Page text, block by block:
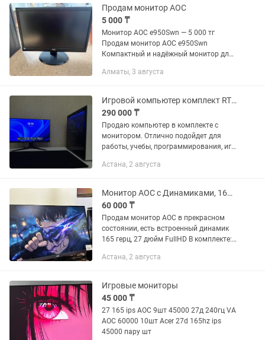
Продам монитор AOC
5 000 ₸
Монитор AOC e950Swn — 5 000 тг
Продам монитор AOC e950Swn
Компактный и надёжный монитор для
Хороший вариант по доступной цене.
Чёткое...
Алматы, 3 августа
Игровой компьютер комплект RTX 2070, ryzen 5 3400g монитор 144гц
290 000 ₸
Продаю компьютер в комплекте с
монитором. Отлично подойдет для
работы, учебы, программирования, игр
ПК: Процессор: AMD Ryzen 5 3400g
Астана, 2 августа
Монитор АОС с Динамиками, 165 герц. 27 дюйм
60 000 ₸
Продам монитор AOC в прекрасном
состоянии, есть встроенный динамик
165 герц, 27 дюйм FullHD В комплекте:
Гарантия: 1 месяц Торг неуместен.
Астана, 2 августа
Игровые мониторы
45 000 ₸
27 165 ips AOC 9шт 45000 27д 240гц VA
AOC 60000 10шт Acer 27d 165hz ips
45000 пару шт